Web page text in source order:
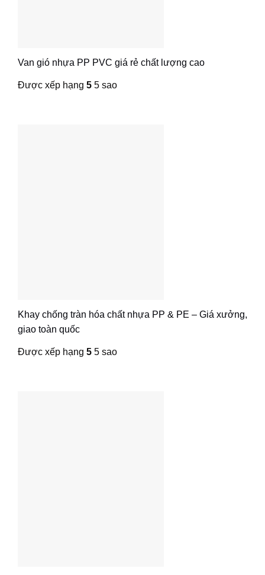
Van gió nhựa PP PVC giá rẻ chất lượng cao
Được xếp hạng 5 5 sao
Khay chống tràn hóa chất nhựa PP & PE – Giá xưởng,
giao toàn quốc
Được xếp hạng 5 5 sao